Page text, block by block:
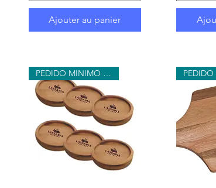
Ajouter au panier
PEDIDO MINIMO 20 KITS